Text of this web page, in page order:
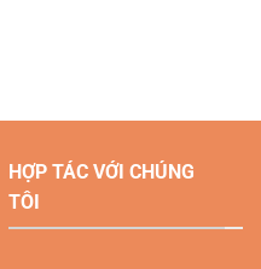
HỢP TÁC VỚI CHÚNG
TÔI